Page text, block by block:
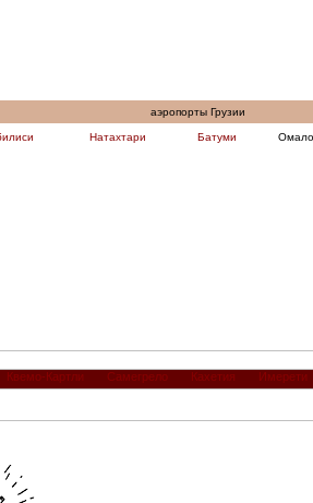
аэропорты Грузии
Натахтари Батуми Омало
Квемо-Картли Самегрело Кахетия Имерети